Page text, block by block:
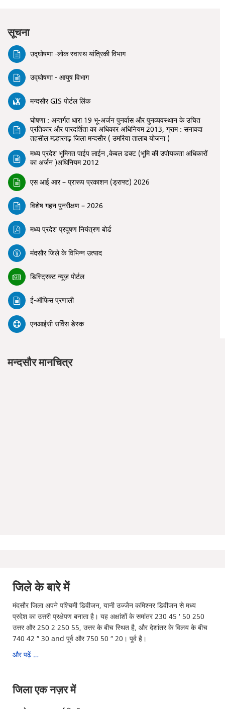
सूचना
उद्घोषणा -लोक स्वास्थ यांत्रिकी विभाग
उद्घोषणा - आयुष विभाग
मन्दसौर GIS पोर्टल लिंक
घोषणा : अन्तर्गत धारा 19 भू-अर्जन पुनर्वास और पुनव्यवस्थान के उचित
प्रतिकार और पारदर्शिता का अधिकार अधिनियम 2013, ग्राम : सनावदा
तहसील मल्हारगढ़ जिला मन्दसौर ( उमरिया तालाब योजना )
मध्य प्रदेश भूमिगत पाईप लाईन ,केबल डक्ट (भूमि की उपोयकता अधिकारों
का अर्जन )अधिनियम 2012
एस आई आर – प्रारूप प्रकाशन (ड्राफ्ट) 2026
विशेष गहन पुनरीक्षण – 2026
मध्य प्रदेश प्रदूषण नियंत्रण बोर्ड
मंदसौर जिले के विभिन्न उत्पाद
डिस्ट्रिक्ट न्यूज़ पोर्टल
ई-ऑफिस प्रणाली
एनआईसी सर्विस डेस्क
मन्दसौर मानचित्र
जिले के बारे में
मंदसौर जिला अपने पश्चिमी डिवीजन, यानी उज्जैन कमिश्नर डिवीजन से मध्य
प्रदेश का उत्तरी प्रक्षेपण बनाता है। यह अक्षांशों के समांतर 230 45 ′ 50 250
उत्तर और 250 2 250 55, उत्तर के बीच स्थित है, और देशांतर के विलय के बीच
740 42 ″ 30 and पूर्व और 750 50 ″ 20। पूर्व है।
और पढ़ें …
जिला एक नज़र में